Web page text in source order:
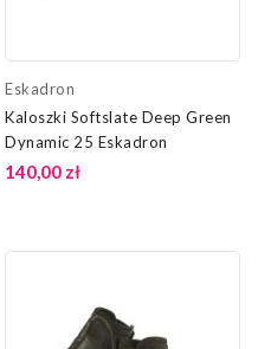
Eskadron
Kaloszki Softslate Deep Green
Dynamic 25 Eskadron
140,00 zł